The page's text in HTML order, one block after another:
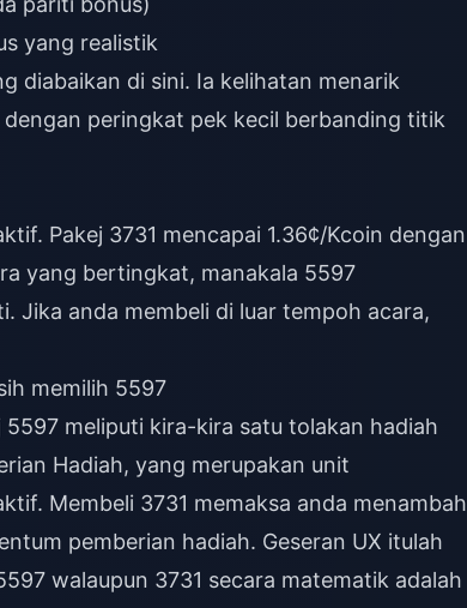
yang realistik
diabaikan di sini. Ia kelihatan menarik
peringkat pek kecil berbanding titik
Pakej 3731 mencapai 1.36¢/Kcoin dengan
yang bertingkat, manakala 5597
Jika anda membeli di luar tempoh acara,
memilih 5597
meliputi kira-kira satu tolakan hadiah
Hadiah, yang merupakan unit
Membeli 3731 memaksa anda menambah
pemberian hadiah. Geseran UX itulah
walaupun 3731 secara matematik adalah